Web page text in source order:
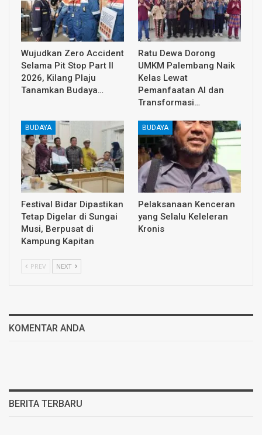
Wujudkan Zero Accident
Selama Pit Stop Part II
2026, Kilang Plaju
Tanamkan Budaya…
Ratu Dewa Dorong
UMKM Palembang Naik
Kelas Lewat
Pemanfaatan AI dan
Transformasi…
BUDAYA
Festival Bidar Dipastikan
Tetap Digelar di Sungai
Musi, Berpusat di
Kampung Kapitan
BUDAYA
Pelaksanaan Kenceran
yang Selalu Keleleran
Kronis
PREV NEXT
KOMENTAR ANDA
BERITA TERBARU